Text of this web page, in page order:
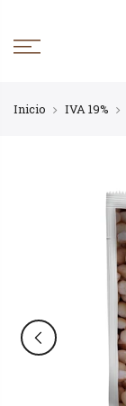
Inicio IVA 19%